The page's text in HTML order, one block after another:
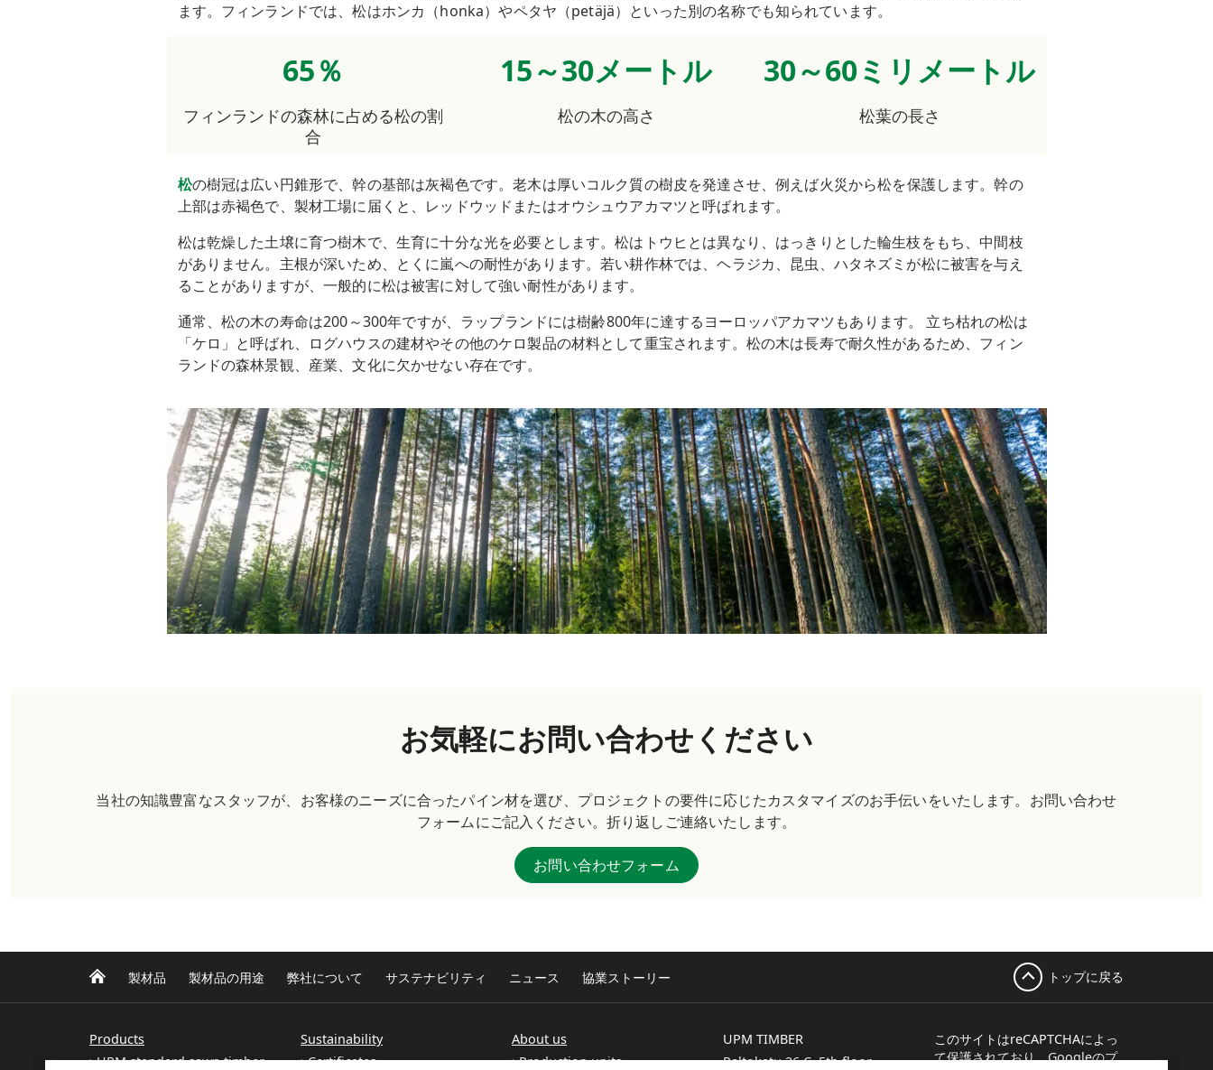
ます。フィンランドでは、松はホンカ（honka）やペタヤ（petäjä）といった別の名称でも知られています。
65％
フィンランドの森林に占める松の割
合
15～30メートル
松の木の高さ
30～60ミリメートル
松葉の長さ
松の樹冠は広い円錐形で、幹の基部は灰褐色です。老木は厚いコルク質の樹皮を発達させ、例えば火災から松を保護します。幹の
上部は赤褐色で、製材工場に届くと、レッドウッドまたはオウシュウアカマツと呼ばれます。
松は乾燥した土壌に育つ樹木で、生育に十分な光を必要とします。松はトウヒとは異なり、はっきりとした輪生枝をもち、中間枝
がありません。主根が深いため、とくに嵐への耐性があります。若い耕作林では、ヘラジカ、昆虫、ハタネズミが松に被害を与え
ることがありますが、一般的に松は被害に対して強い耐性があります。
通常、松の木の寿命は200～300年ですが、ラップランドには樹齢800年に達するヨーロッパアカマツもあります。 立ち枯れの松は
「ケロ」と呼ばれ、ログハウスの建材やその他のケロ製品の材料として重宝されます。松の木は長寿で耐久性があるため、フィン
ランドの森林景観、産業、文化に欠かせない存在です。
お気軽にお問い合わせください
当社の知識豊富なスタッフが、お客様のニーズに合ったパイン材を選び、プロジェクトの要件に応じたカスタマイズのお手伝いをいたします。お問い合わせ
フォームにご記入ください。折り返しご連絡いたします。
お問い合わせフォーム
製材品 製材品の用途 弊社について サステナビリティ ニュース 協業ストーリー トップに戻る
Products
UPM standard sawn timber
Sustainability
Certificates
About us
Production units
UPM TIMBER
Peltokatu 26 C, 5th floor
このサイトはreCAPTCHAによっ
て保護されており、Googleのプ